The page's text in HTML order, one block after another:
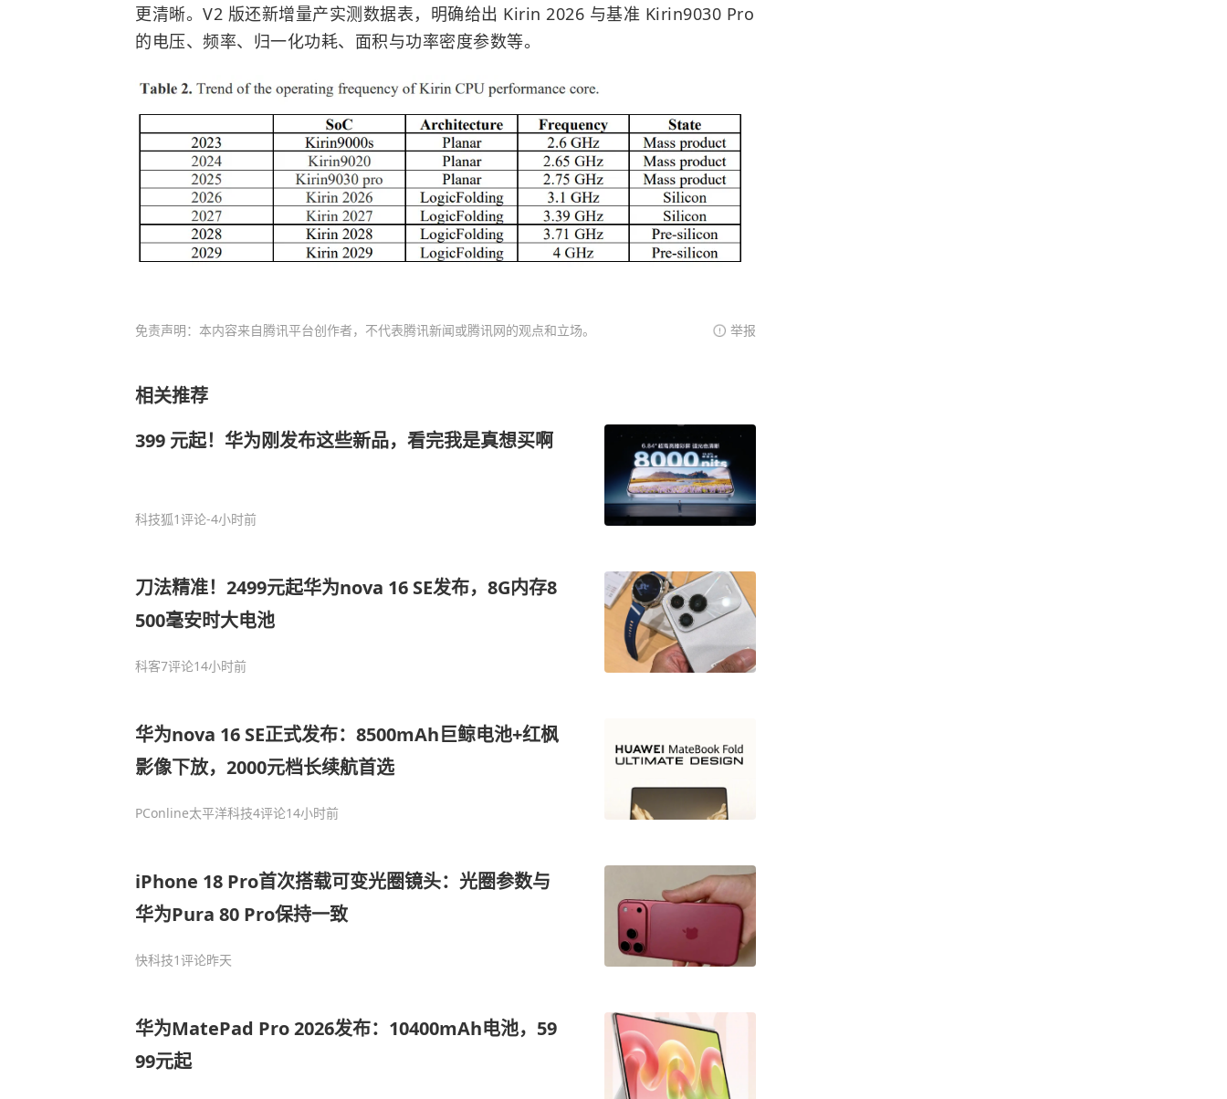
更清晰。V2 版还新增量产实测数据表，明确给出 Kirin 2026 与基准 Kirin9030 Pro
的电压、频率、归一化功耗、面积与功率密度参数等。
免责声明：本内容来自腾讯平台创作者，不代表腾讯新闻或腾讯网的观点和立场。 举报
相关推荐
399 元起！华为刚发布这些新品，看完我是真想买啊
科技狐1评论-4小时前
刀法精准！2499元起华为nova 16 SE发布，8G内存8
500毫安时大电池
科客7评论14小时前
华为nova 16 SE正式发布：8500mAh巨鲸电池+红枫
影像下放，2000元档长续航首选
PConline太平洋科技4评论14小时前
iPhone 18 Pro首次搭载可变光圈镜头：光圈参数与
华为Pura 80 Pro保持一致
快科技1评论昨天
华为MatePad Pro 2026发布：10400mAh电池，59
99元起